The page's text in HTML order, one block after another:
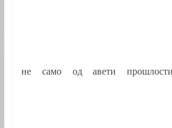
не само од авети